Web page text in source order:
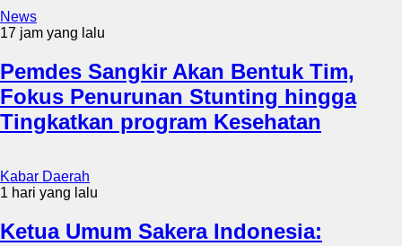
News
17 jam yang lalu
Pemdes Sangkir Akan Bentuk Tim,
Fokus Penurunan Stunting hingga
Tingkatkan program Kesehatan
Kabar Daerah
1 hari yang lalu
Ketua Umum Sakera Indonesia: